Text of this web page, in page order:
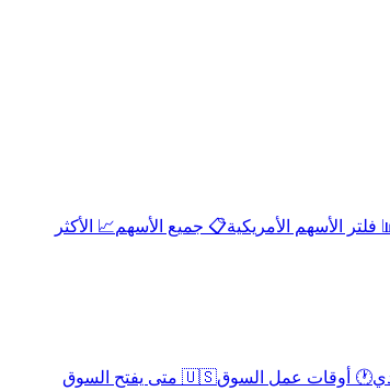
فلتر الأسهم الأمريكية📋 جميع الأسهم📈 الأكثر
🕐 أوقات عمل السوق
🇺🇸 متى يفتح السوق